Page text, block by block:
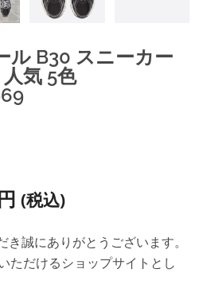
B30 スニーカー
気 5色
(税込)
誠にありがとうございます。
ただけるショップサイトとし